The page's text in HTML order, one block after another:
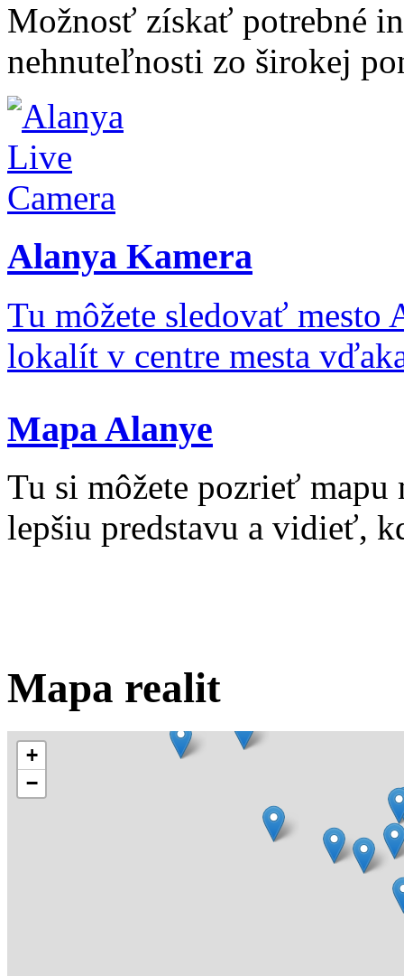
Možnosť získať potrebné
nehnuteľnosti zo širokej
Alanya Kamera
Tu môžete sledovať mesto
lokalít v centre mesta
Mapa Alanye
Tu si môžete pozrieť
lepšiu predstavu a vidieť,
Mapa realit
+
−